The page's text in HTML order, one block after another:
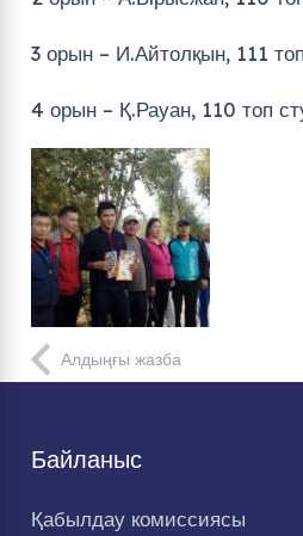
3 орын – И.Айтолқын, 111 топ
4 орын – Қ.Рауан, 110 топ
Алдыңғы жазба
Байланыс
Қабылдау комиссиясы